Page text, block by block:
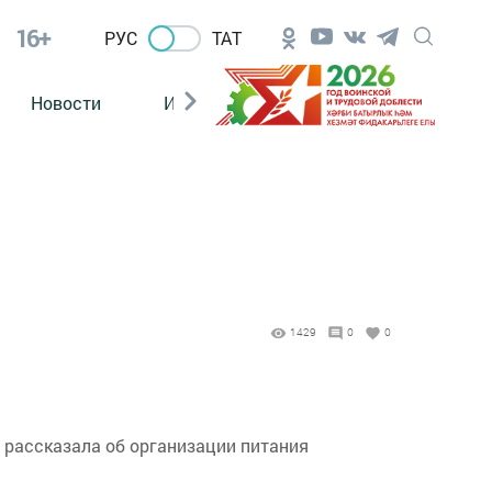
16+ РУС ТАТ
Новости Из зала суда
1429 0 0
об организации питания